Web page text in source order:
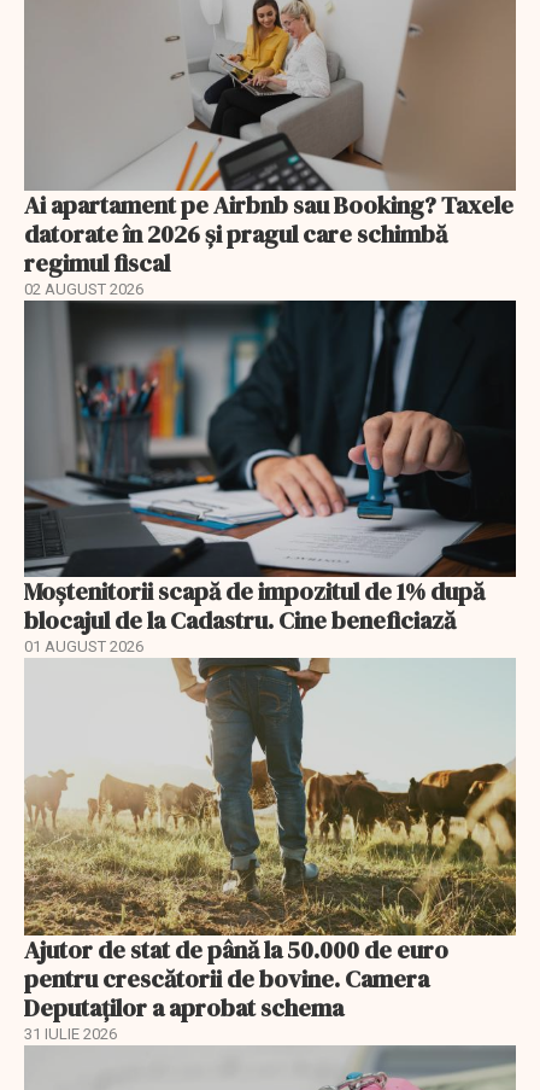
Ai apartament pe Airbnb sau Booking? Taxele
datorate în 2026 și pragul care schimbă
regimul fiscal
02 AUGUST 2026
Moștenitorii scapă de impozitul de 1% după
blocajul de la Cadastru. Cine beneficiază
01 AUGUST 2026
Ajutor de stat de până la 50.000 de euro
pentru crescătorii de bovine. Camera
Deputaților a aprobat schema
31 IULIE 2026